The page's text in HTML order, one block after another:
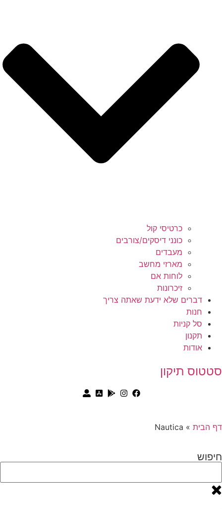
כרטיסי קול
כונני דיסקים/צורבים
מעבדים
מארזי מחשב
לוחות אם
זיכרונות
דברים שלא ידעת שאתה צריך
חנות
סל קניות
תקנון
אודות
סטטוס תיקון
דף הבית »
Nautica
חיפוש